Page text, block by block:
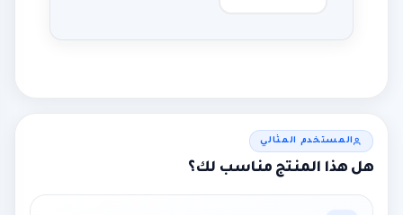
المستخدم المثالي
هل هذا المنتج مناسب لك؟